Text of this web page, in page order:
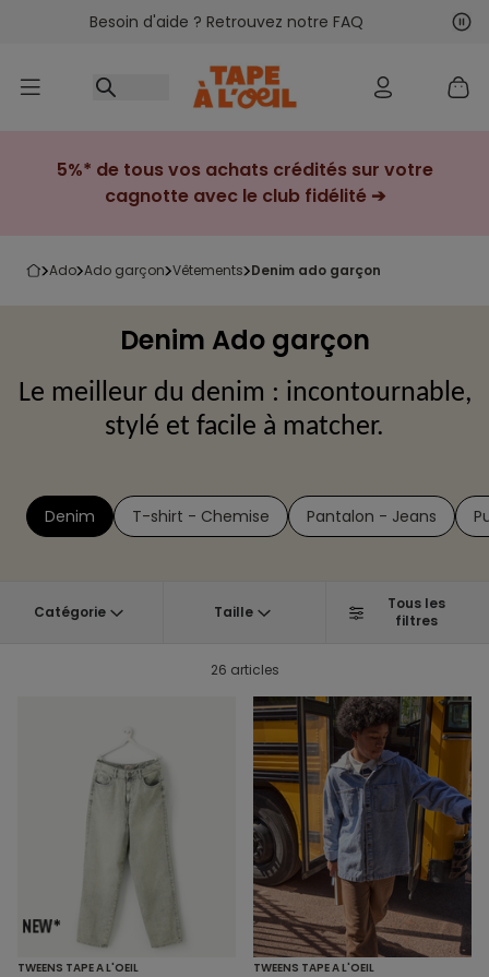
Accéder au contenu
Besoin d'aide ? Retrouvez notre FAQ
5%* de tous vos achats crédités sur votre
cagnotte avec le club fidélité ➔
ado ado garçon vêtements denim ado garçon
Denim Ado garçon
Le meilleur du denim : incontournable,
stylé et facile à matcher.
Denim T-shirt - Chemise Pantalon - Jeans
Catégorie Taille
Tous les
filtres
26 articles
TWEENS TAPE A L'OEIL TWEENS TAPE A L'OEIL